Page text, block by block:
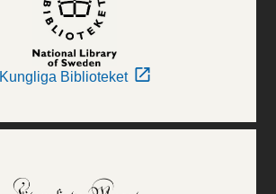
Kungliga Biblioteket